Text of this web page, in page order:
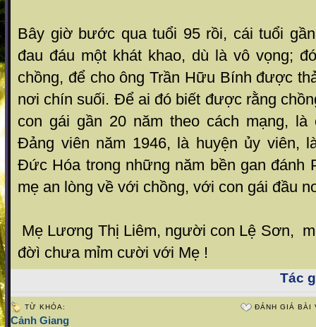
Bây giờ bước qua tuổi 95 rồi, cái tuổi
đau đáu một khát khao, dù là vô vọng;
chồng, để cho ông Trần Hữu Bính được
nơi chín suối. Để ai đó biết được rằng
con gái gần 20 năm theo cách mạng,
Đảng viên năm 1946, là huyện ủy viên,
Đức Hóa trong những năm bền gan đánh
mẹ an lòng về với chồng, với con gái đầu
Mẹ Lương Thị Liêm, người con Lệ Sơn,
đờì chưa mỉm cười với Mẹ !
Tác
TỪ KHÓA:
Cảnh Giang
ĐÁNH GIÁ BÀI